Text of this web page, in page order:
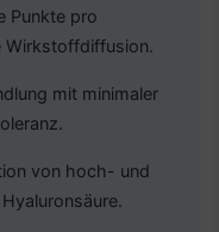
Punkte pro
Wirkstoffdiffusion.
mit minimaler
von hoch- und